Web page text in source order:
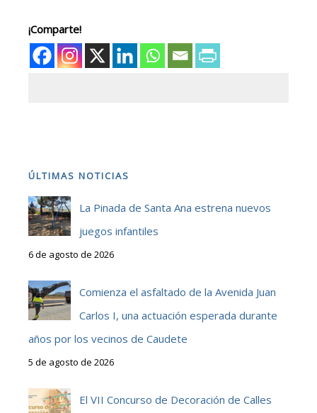
¡Comparte!
ÚLTIMAS NOTICIAS
La Pinada de Santa Ana estrena nuevos
juegos infantiles
6 de agosto de 2026
Comienza el asfaltado de la Avenida Juan
Carlos I, una actuación esperada durante
años por los vecinos de Caudete
5 de agosto de 2026
El VII Concurso de Decoración de Calles